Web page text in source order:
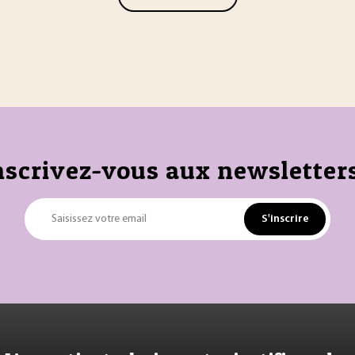
vous aux
Saisissez votre email S'inscrire